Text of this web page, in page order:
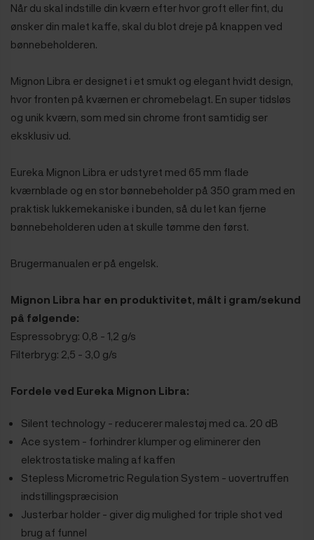
Når du skal indstille din kværn efter hvor groft eller fint, du
ønsker din malet kaffe, skal du blot dreje på knappen ved
bønnebeholderen.
Mignon Libra er designet i et smukt og elegant hvidt design,
hvor fronten på kværnen er chromebelagt. En super tidsløs
og unik kværn, som med sin chrome front samtidig ser
eksklusiv ud.
Eureka Mignon Libra er udstyret med 65 mm flade
kværnblade og en stor bønnebeholder på 350 gram med en
praktisk lukkemekaniske i bunden, så du let kan fjerne
bønnebeholderen uden at skulle tømme den først.
Brugermanualen er på engelsk.
Mignon Libra har en produktivitet, målt i gram/sekund
på følgende:
Espressobryg: 0,8 - 1,2 g/s
Filterbryg: 2,5 - 3,0 g/s
Fordele ved Eureka Mignon Libra:
Silent technology - reducerer malestøj med ca. 20 dB
Ace system - forhindrer klumper og eliminerer den
elektrostatiske maling af kaffen
Stepless Micrometric Regulation System - uovertruffen
indstillingspræcision
Justerbar holder - giver dig mulighed for triple shot ved
brug af funnel